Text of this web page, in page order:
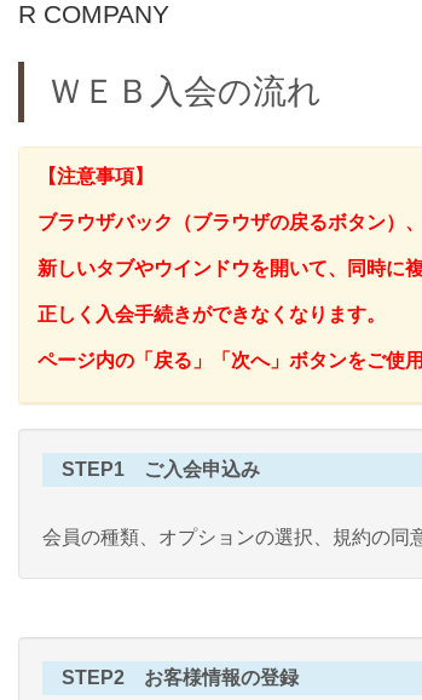
R COMPANY
ＷＥＢ入会の流れ
【注意事項】
ブラウザバック（ブラウザの戻るボタン）
新しいタブやウインドウを開いて、同時に
正しく入会手続きができなくなります。
ページ内の「戻る」「次へ」ボタンをご使用
STEP1 ご入会申込み
会員の種類、オプションの選択、規約の同
STEP2 お客様情報の登録